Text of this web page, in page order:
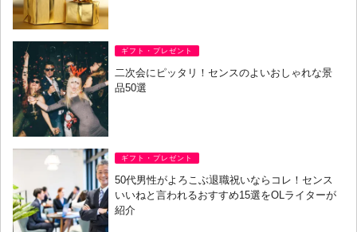
ギフト・プレゼント
二次会にピッタリ！センスのよいおしゃれな景
品50選
ギフト・プレゼント
50代男性がよろこぶ退職祝いならコレ！センス
いいねと言われるおすすめ15選をOLライターが
紹介